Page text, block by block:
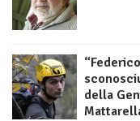
della